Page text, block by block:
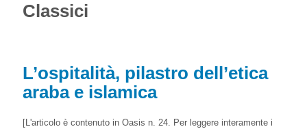
Classici
L’ospitalità, pilastro dell’etica
araba e islamica
[L'articolo è contenuto in Oasis n. 24. Per leggere interamente i